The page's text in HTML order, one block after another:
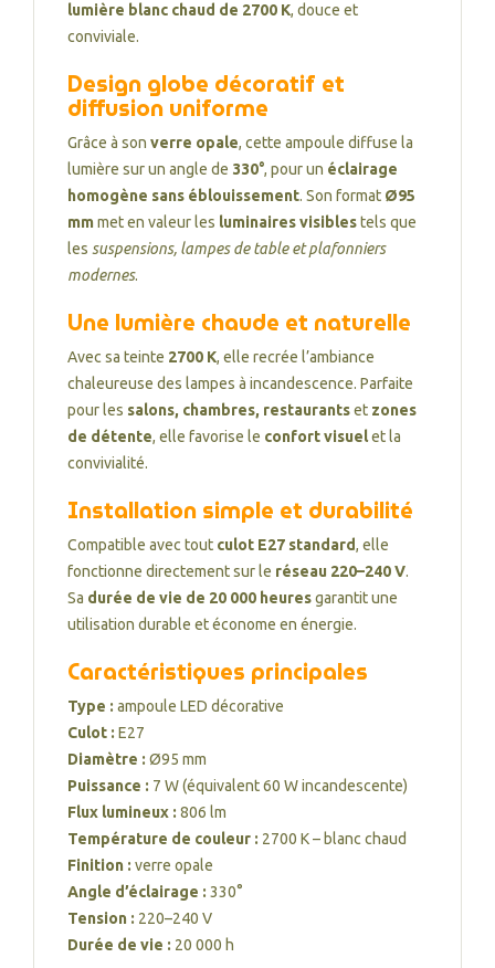
lumière blanc chaud de 2700 K, douce et
conviviale.
Design globe décoratif et
diffusion uniforme
Grâce à son verre opale, cette ampoule diffuse la
lumière sur un angle de 330°, pour un éclairage
homogène sans éblouissement. Son format Ø95
mmmet en valeur les luminaires visiblestels que
les suspensions, lampes de table et plafonniers
modernes.
Une lumière chaude et naturelle
Avec sa teinte 2700 K, elle recrée l’ambiance
chaleureuse des lampes à incandescence. Parfaite
pour les salons, chambres, restaurantset zones
de détente, elle favorise le confort visuelet la
convivialité.
Installation simple et durabilité
Compatible avec tout culot E27 standard, elle
fonctionne directement sur le réseau 220–240 V.
Sa durée de vie de 20 000 heuresgarantit une
utilisation durable et économe en énergie.
Caractéristiques principales
Type : ampoule LED décorative
Culot : E27
Diamètre : Ø95 mm
Puissance : 7 W (équivalent 60 W incandescente)
Flux lumineux : 806 lm
Température de couleur : 2700 K – blanc chaud
Finition : verre opale
Angle d’éclairage : 330°
Tension : 220–240 V
Durée de vie : 20 000 h